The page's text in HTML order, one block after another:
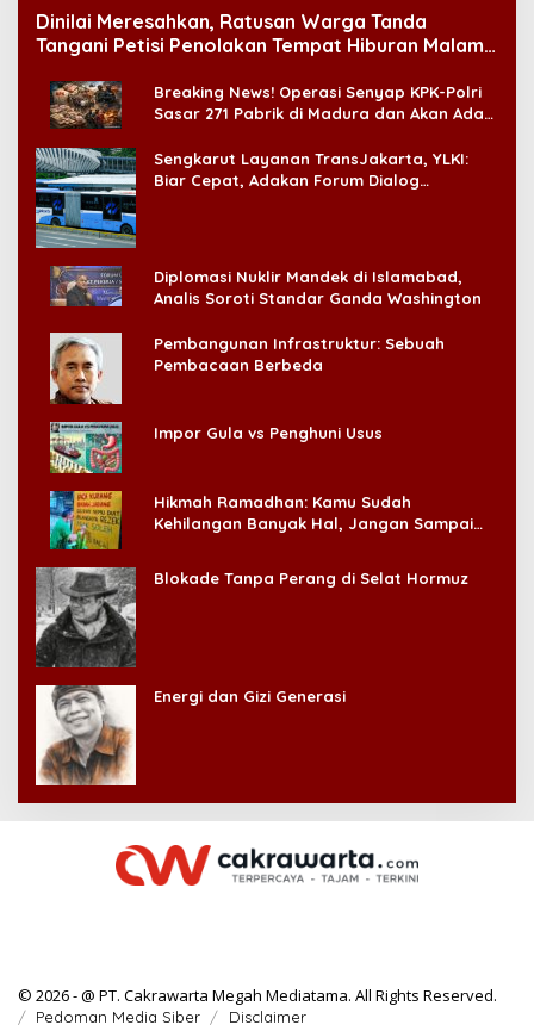
Dinilai Meresahkan, Ratusan Warga Tanda
Tangani Petisi Penolakan Tempat Hiburan Malam
Breaking News! Operasi Senyap KPK-Polri
Sasar 271 Pabrik di Madura dan Akan Ada
Sengkarut Layanan TransJakarta, YLKI:
Biar Cepat, Adakan Forum Dialog
Diplomasi Nuklir Mandek di Islamabad,
Analis Soroti Standar Ganda Washington
Pembangunan Infrastruktur: Sebuah
Pembacaan Berbeda
Impor Gula vs Penghuni Usus
Hikmah Ramadhan: Kamu Sudah
Kehilangan Banyak Hal, Jangan Sampai
Blokade Tanpa Perang di Selat Hormuz
Energi dan Gizi Generasi
© 2026 - @ PT. Cakrawarta Megah Mediatama. All Rights Reserved.
Pedoman Media Siber Disclaimer